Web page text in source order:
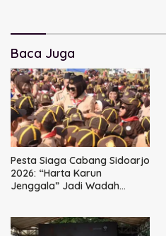
Baca Juga
Pesta Siaga Cabang Sidoarjo
2026: “Harta Karun
Jenggala” Jadi Wadah